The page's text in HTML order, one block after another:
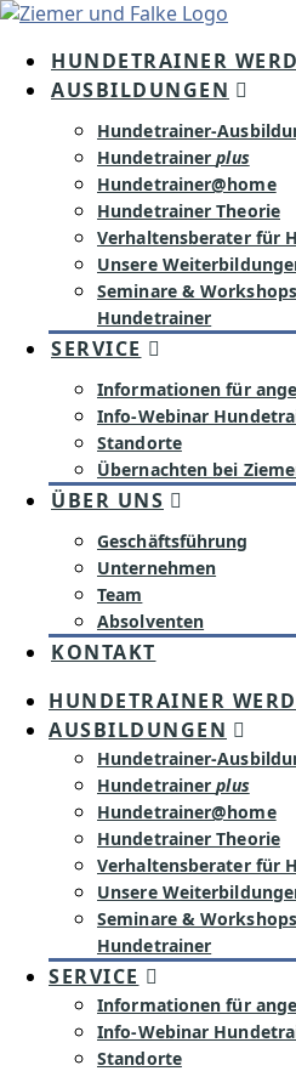
springen
HUNDETRAINER
AUSBILDUNGEN
Hundetrainer-
Hundetrainerplus
Hundetrainer@home
Hundetrainer Theorie
Verhaltensberater für
Unsere
Seminare &
Hundetrainer
SERVICE
Informationen für
Info-Webinar
Standorte
Übernachten bei
ÜBER UNS
Geschäftsführung
Unternehmen
Team
Absolventen
KONTAKT
HUNDETRAINER
AUSBILDUNGEN
Hundetrainer-
Hundetrainerplus
Hundetrainer@home
Hundetrainer Theorie
Verhaltensberater für
Unsere
Seminare &
Hundetrainer
SERVICE
Informationen für
Info-Webinar
Standorte